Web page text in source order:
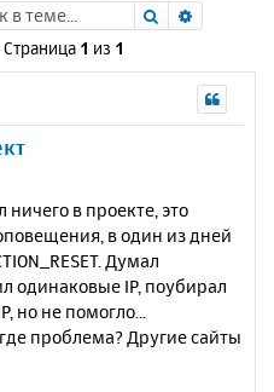
Поиск
1 из 1
в проекте, это
в один из дней
Думал
одинаковые IP, поубирал
но не помогло...
проблема? Другие сайты